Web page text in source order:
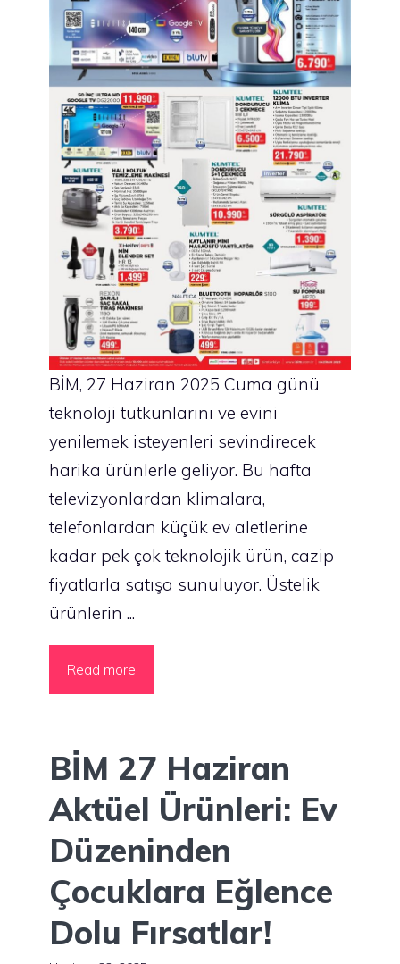
BİM, 27 Haziran 2025 Cuma günü
teknoloji tutkunlarını ve evini
yenilemek isteyenleri sevindirecek
harika ürünlerle geliyor. Bu hafta
televizyonlardan klimalara,
telefonlardan küçük ev aletlerine
kadar pek çok teknolojik ürün, cazip
fiyatlarla satışa sunuluyor. Üstelik
ürünlerin ...
Read more
BİM 27 Haziran
Aktüel Ürünleri: Ev
Düzeninden
Çocuklara Eğlence
Dolu Fırsatlar!